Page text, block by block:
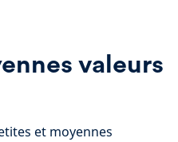
valeurs
et moyennes